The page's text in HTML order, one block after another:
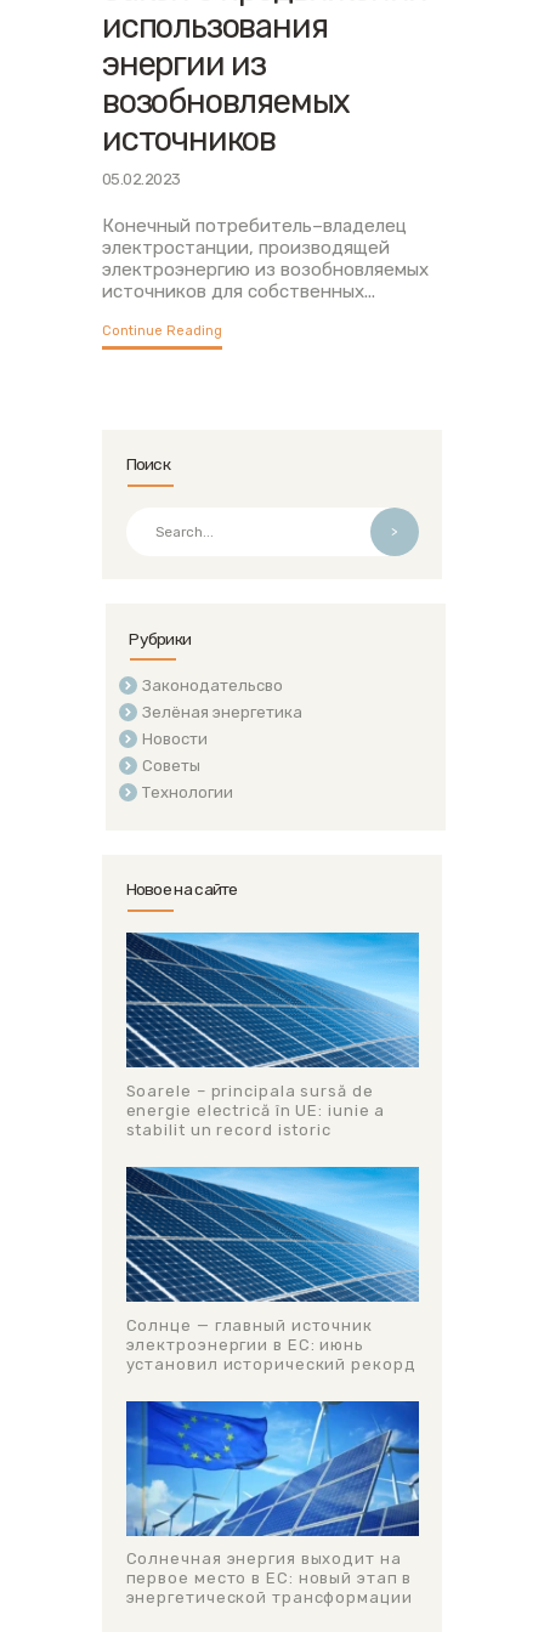
использования
энергии из
возобновляемых
источников
05.02.2023
Конечный потребитель–владелец
электростанции, производящей
электроэнергию из возобновляемых
источников для собственных...
Continue Reading
Поиск
>
Рубрики
Законодательсво
Зелёная энергетика
Новости
Советы
Технологии
Новое на сайте
Soarele – principala sursă de
energie electrică în UE: iunie a
stabilit un record istoric
Солнце — главный источник
электроэнергии в ЕС: июнь
установил исторический рекорд
Солнечная энергия выходит на
первое место в ЕС: новый этап в
энергетической трансформации